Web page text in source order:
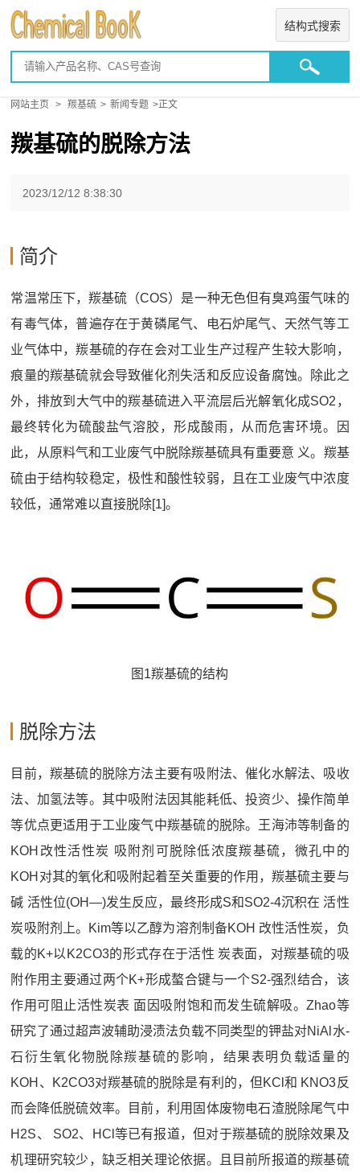
结构式搜索
网站主页 > 羰基硫 > 新闻专题 >正文
羰基硫的脱除方法
2023/12/12 8:38:30
简介
常温常压下，羰基硫（COS）是一种无色但有臭鸡蛋气味的
有毒气体，普遍存在于黄磷尾气、电石炉尾气、天然气等工
业气体中，羰基硫的存在会对工业生产过程产生较大影响，
痕量的羰基硫就会导致催化剂失活和反应设备腐蚀。除此之
外，排放到大气中的羰基硫进入平流层后光解氧化成SO2，
最终转化为硫酸盐气溶胶，形成酸雨，从而危害环境。因
此，从原料气和工业废气中脱除羰基硫具有重要意 义。羰基
硫由于结构较稳定，极性和酸性较弱，且在工业废气中浓度
较低，通常难以直接脱除[1]。
图1羰基硫的结构
脱除方法
目前，羰基硫的脱除方法主要有吸附法、催化水解法、吸收
法、加氢法等。其中吸附法因其能耗低、投资少、操作简单
等优点更适用于工业废气中羰基硫的脱除。王海沛等制备的
KOH改性活性炭 吸附剂可脱除低浓度羰基硫，微孔中的
KOH对其的氧化和吸附起着至关重要的作用，羰基硫主要与
碱 活性位(OH—)发生反应，最终形成S和SO2-4沉积在 活性
炭吸附剂上。Kim等以乙醇为溶剂制备KOH 改性活性炭，负
载的K+以K2CO3的形式存在于活性 炭表面，对羰基硫的吸
附作用主要通过两个K+形成螯合键与一个S2-强烈结合，该
作用可阻止活性炭表 面因吸附饱和而发生硫解吸。Zhao等
研究了通过超声波辅助浸渍法负载不同类型的钾盐对NiAl水-
石衍生氧化物脱除羰基硫的影响，结果表明负载适量的
KOH、K2CO3对羰基硫的脱除是有利的，但KCl和 KNO3反
而会降低脱硫效率。目前，利用固体废物电石渣脱除尾气中
H2S、 SO2、HCl等已有报道，但对于羰基硫的脱除效果及
机理研究较少，缺乏相关理论依据。且目前所报道的羰基硫